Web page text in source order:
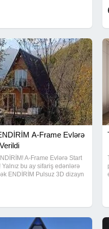
A-Frame Evlərə
A-Frame Evlərə Start
Yalnız bu ay sifariş edənlərə
ENDİRİM Pulsuz 3D dizayn